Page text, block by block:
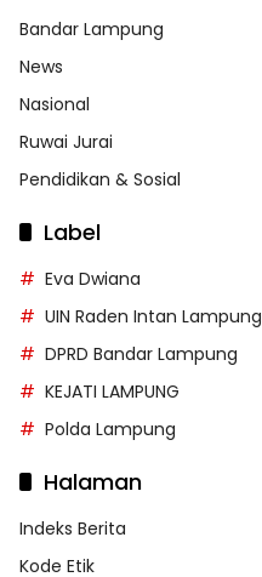
Bandar Lampung
News
Nasional
Ruwai Jurai
Pendidikan & Sosial
Label
Eva Dwiana
UIN Raden Intan Lampung
DPRD Bandar Lampung
KEJATI LAMPUNG
Polda Lampung
Halaman
Indeks Berita
Kode Etik